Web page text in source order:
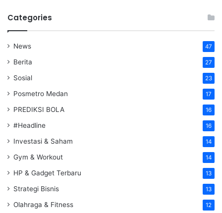
Categories
News 47
Berita 27
Sosial 23
Posmetro Medan 17
PREDIKSI BOLA 16
#Headline 16
Investasi & Saham 14
Gym & Workout 14
HP & Gadget Terbaru 13
Strategi Bisnis 13
Olahraga & Fitness 12